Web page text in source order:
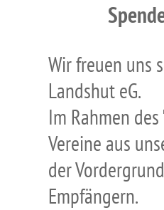
Wir freuen uns
Landshut eG.
Im Rahmen
Vereine aus
der
Empfängern.